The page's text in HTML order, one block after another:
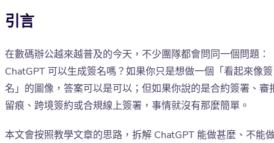
引言
在數碼辦公越來越普及的今天，不少團隊都會問同一個問題：
ChatGPT 可以生成簽名嗎？如果你只是想做一個「看起來像簽
名」的圖像，答案可以是可以；但如果你說的是合約簽署、審
留痕、跨境簽約或合規線上簽署，事情就沒有那麼簡單。
本文會按照教學文章的思路，拆解 ChatGPT 能做甚麼、不能